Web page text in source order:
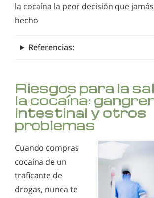
la cocaína la peor decisión que
hecho.
Referencias:
Riesgos para la
la cocaína:
intestinal y otros
problemas
Cuando compras
cocaína de un
traficante de
drogas, nunca te